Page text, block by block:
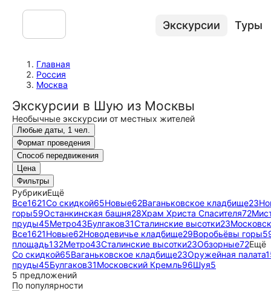
Экскурсии Туры
Главная
Россия
Москва
Экскурсии в Шую из Москвы
Необычные экскурсии от местных жителей
Любые даты, 1 чел.
Формат проведения
Способ передвижения
Цена
Фильтры
РубрикиЕщё
Все1621Со скидкой65Новые62Ваганьковское кладбище23
горы59Останкинская башня28Храм Христа Спасителя72
пруды45Метро43Булгаков31Сталинские высотки23
Все1621Новые62Новодевичье кладбище29Воробьёвы горы
площадь132Метро43Сталинские высотки23Обзорные72Ещё
Со скидкой65Ваганьковское кладбище23Оружейная палата
пруды45Булгаков31Московский Кремль96Шуя5
5 предложений
По популярности